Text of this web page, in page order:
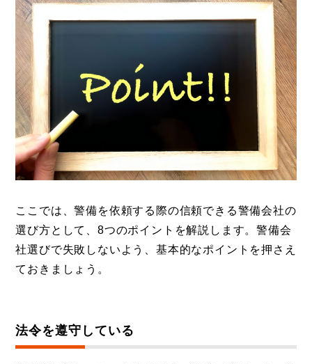
ここでは、警備を依頼する際の信頼できる警備会社の
選び方として、8つのポイントを解説します。警備会
社選びで失敗しないよう、基本的なポイントを押さえ
ておきましょう。
法令を遵守している